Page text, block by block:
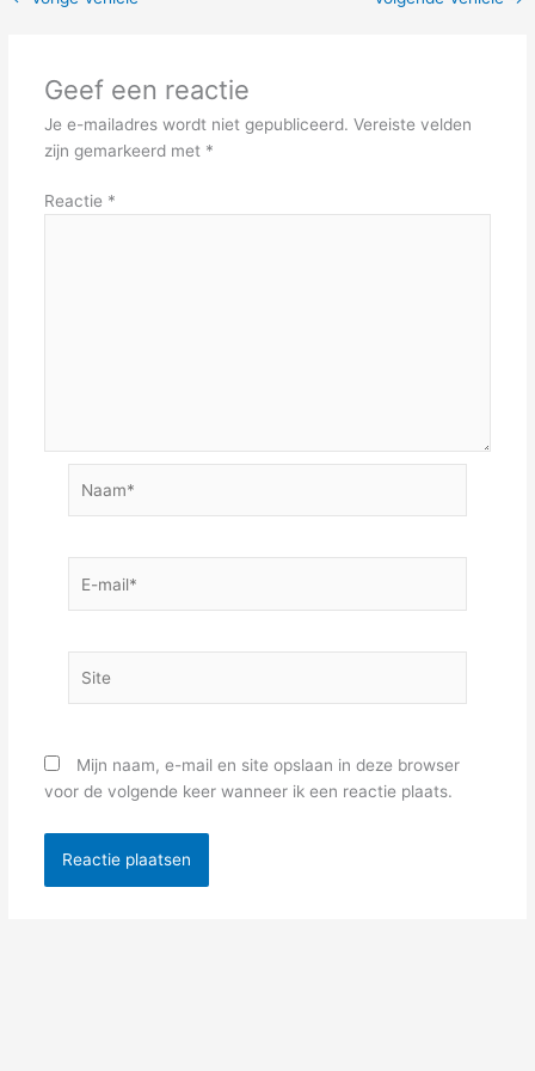
Geef een reactie
Je e-mailadres wordt niet gepubliceerd. Vereiste velden
zijn gemarkeerd met *
Reactie *
mail*
Mijn naam, e-mail en site opslaan in deze browser
voor de volgende keer wanneer ik een reactie plaats.